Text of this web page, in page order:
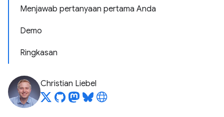
Menjawab pertanyaan pertama Anda
Demo
Ringkasan
Christian Liebel